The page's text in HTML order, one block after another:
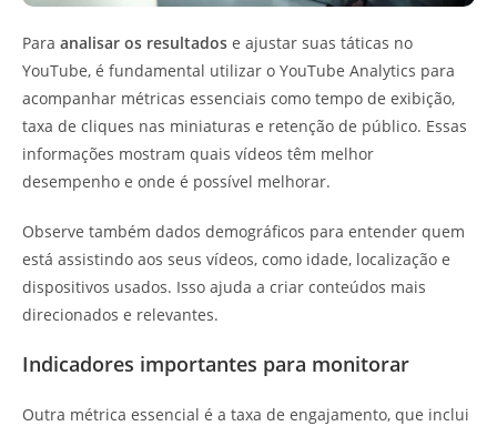
Para analisar os resultados e ajustar suas táticas no
YouTube, é fundamental utilizar o YouTube Analytics para
acompanhar métricas essenciais como tempo de exibição,
taxa de cliques nas miniaturas e retenção de público. Essas
informações mostram quais vídeos têm melhor
desempenho e onde é possível melhorar.
Observe também dados demográficos para entender quem
está assistindo aos seus vídeos, como idade, localização e
dispositivos usados. Isso ajuda a criar conteúdos mais
direcionados e relevantes.
Indicadores importantes para monitorar
Outra métrica essencial é a taxa de engajamento, que inclui